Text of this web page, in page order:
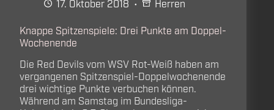
17. Oktober 2018 Herren
Knappe Spitzenspiele: Drei Punkte am Doppel-
Wochenende
Die Red Devils vom WSV Rot-Weiß haben am
vergangenen Spitzenspiel-Doppelwochenende
drei wichtige Punkte verbuchen können.
Während am Samstag im Bundesliga-